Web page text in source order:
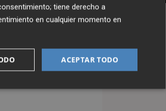
tiene derecho a
en cualquier momento en
ACEPTAR TODO